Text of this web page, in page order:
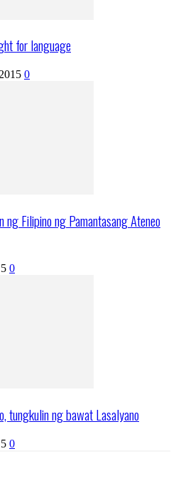
for language
0
ng Filipino ng Pamantasang Ateneo
0
tungkulin ng bawat Lasalyano
0